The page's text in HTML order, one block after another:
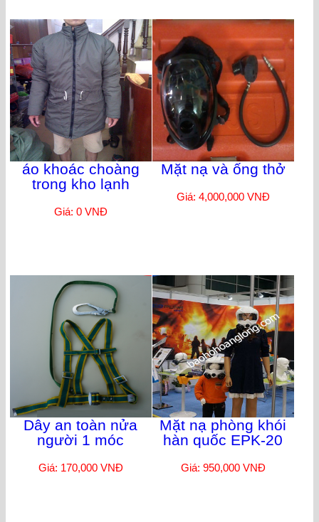
áo khoác choàng
trong kho lạnh
Giá: 0 VNĐ
Mặt nạ và ống thở
Giá: 4,000,000 VNĐ
Dây an toàn nửa
người 1 móc
Giá: 170,000 VNĐ
Mặt nạ phòng khói
hàn quốc EPK-20
Giá: 950,000 VNĐ